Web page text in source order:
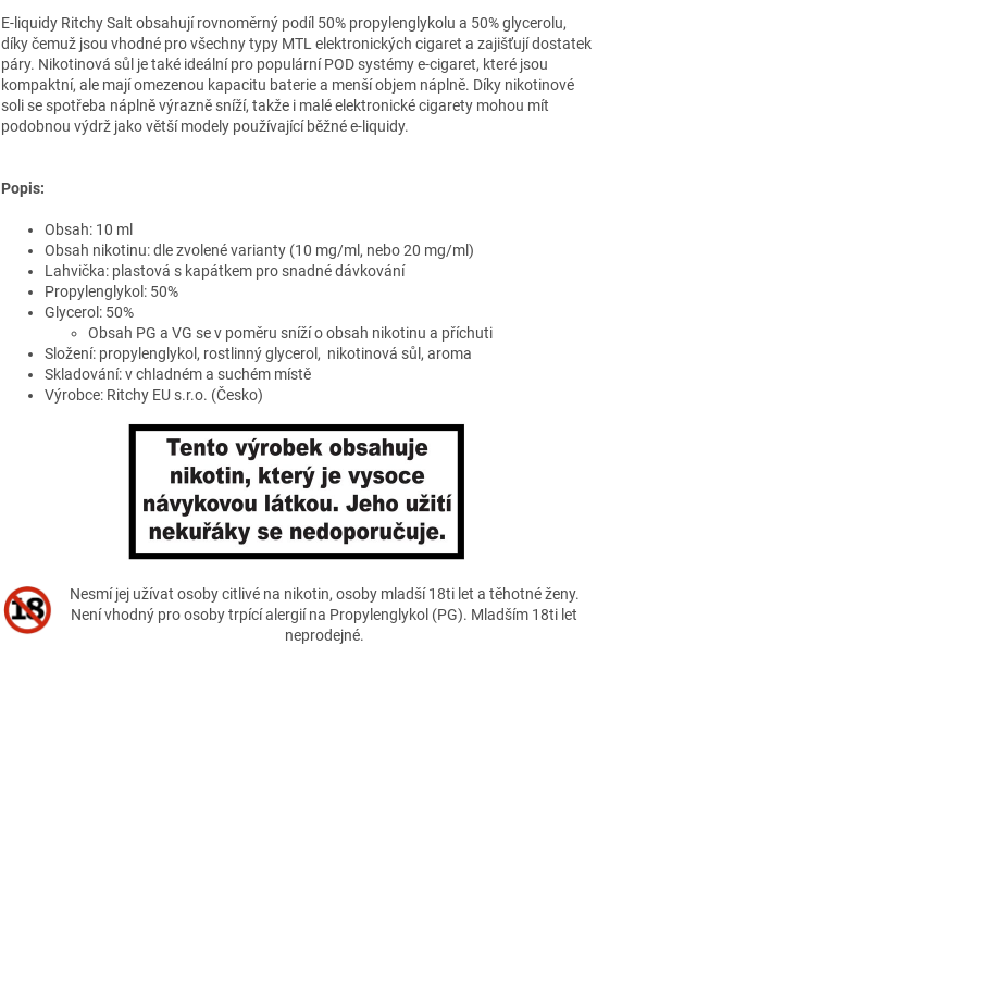
E-liquidy Ritchy Salt obsahují rovnoměrný podíl 50% propylenglykolu a 50% glycerolu,
díky čemuž jsou vhodné pro všechny typy MTL elektronických cigaret a zajišťují dostatek
páry. Nikotinová sůl je také ideální pro populární POD systémy e-cigaret, které jsou
kompaktní, ale mají omezenou kapacitu baterie a menší objem náplně. Díky nikotinové
soli se spotřeba náplně výrazně sníží, takže i malé elektronické cigarety mohou mít
podobnou výdrž jako větší modely používající běžné e-liquidy.
Popis:
Obsah: 10 ml
Obsah nikotinu: dle zvolené varianty (10 mg/ml, nebo 20 mg/ml)
Lahvička: plastová s kapátkem pro snadné dávkování
Propylenglykol: 50%
Glycerol: 50%
Obsah PG a VG se v poměru sníží o obsah nikotinu a příchuti
Složení: propylenglykol, rostlinný glycerol, nikotinová sůl, aroma
Skladování: v chladném a suchém místě
Výrobce: Ritchy EU s.r.o. (Česko)
Nesmí jej užívat osoby citlivé na nikotin, osoby mladší 18ti let a těhotné ženy.
Není vhodný pro osoby trpící alergií na Propylenglykol (PG). Mladším 18ti let
neprodejné.